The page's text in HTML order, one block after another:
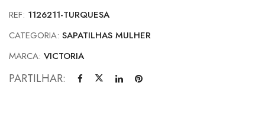
REF: 1126211-TURQUESA
CATEGORIA: SAPATILHAS MULHER
MARCA: VICTORIA
PARTILHAR: